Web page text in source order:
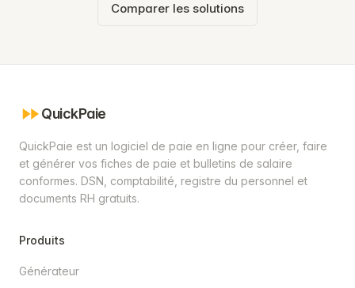
Comparer les solutions
QuickPaie
QuickPaie est un logiciel de paie en ligne pour créer, faire
et générer vos fiches de paie et bulletins de salaire
conformes. DSN, comptabilité, registre du personnel et
documents RH gratuits.
Produits
Générateur